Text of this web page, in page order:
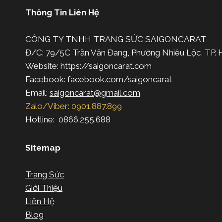
Thông Tin Liên Hệ
CÔNG TY TNHH TRANG SỨC SAIGONCARAT
Đ/C: 79/5C Trần Văn Đang, Phường Nhiêu Lộc, TP.
Website: https://saigoncarat.com
Facebook: facebook.com/saigoncarat
Email: saigoncarat@gmail.com
Zalo/Viber: 0901.887.899
Hotline: 0866.255.688
Sitemap
Trang Sức
Giới Thiệu
Liên Hệ
Blog